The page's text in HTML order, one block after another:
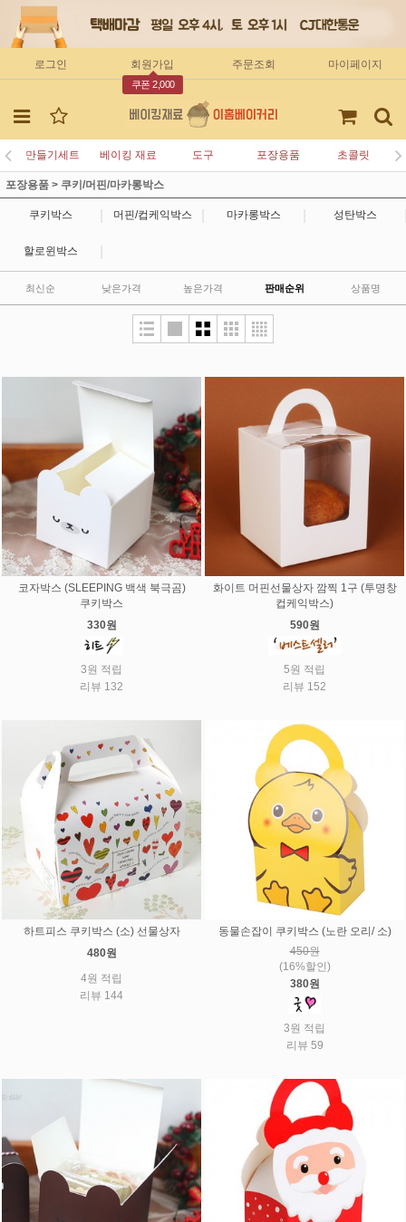
로그인 회원가입
쿠폰 2,000
주문조회 마이페이지
만들기세트 베이킹 재료 도구 포장용품 초콜릿
포장용품 > 쿠키/머핀/마카롱박스
쿠키박스 머핀/컵케익박스 마카롱박스 성탄박스
할로윈박스
최신순 낮은가격 높은가격 판매순위 상품명
코자박스 (SLEEPING 백색 북극곰)
쿠키박스
330원
3원 적립
리뷰 132
화이트 머핀선물상자 깜찍 1구 (투명창
컵케익박스)
590원
5원 적립
리뷰 152
하트피스 쿠키박스 (소) 선물상자
480원
4원 적립
리뷰 144
동물손잡이 쿠키박스 (노란 오리/ 소)
450원
(16%할인)
380원
3원 적립
리뷰 59